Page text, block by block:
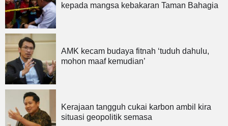
kepada mangsa kebakaran Taman Bahagia
AMK kecam budaya fitnah ‘tuduh dahulu,
mohon maaf kemudian’
Kerajaan tangguh cukai karbon ambil kira
situasi geopolitik semasa